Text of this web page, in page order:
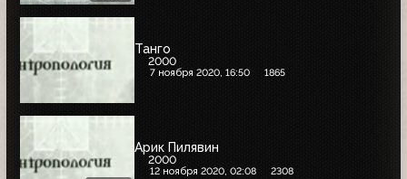
Танго
2000
7 ноября 2020, 16:50 1865
Арик Пилявин
2000
12 ноября 2020, 02:08 2308